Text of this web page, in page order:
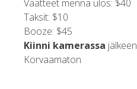
Vaatteet mennä ulos: $40
Taksit: $10
Booze: $45
Kiinni kamerassa jälkeen
Korvaamaton